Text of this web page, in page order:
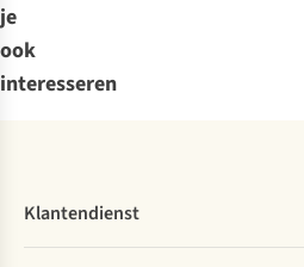
je
ook
interesseren
Klantendienst